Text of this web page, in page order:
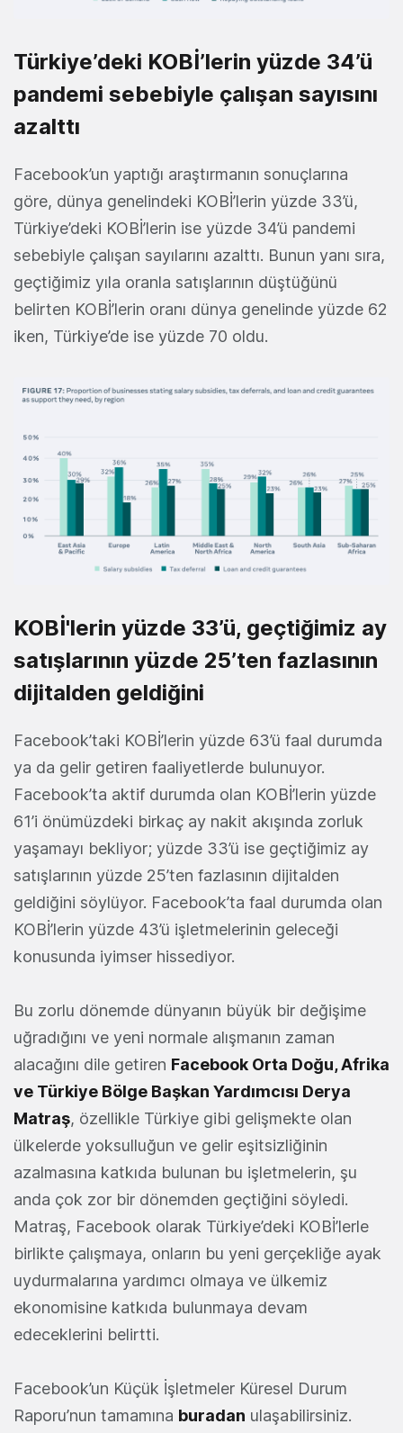
Türkiye’deki KOBİ’lerin yüzde 34’ü
pandemi sebebiyle çalışan sayısını
azalttı
Facebook’un yaptığı araştırmanın sonuçlarına
göre, dünya genelindeki KOBİ’lerin yüzde 33’ü,
Türkiye’deki KOBİ’lerin ise yüzde 34’ü pandemi
sebebiyle çalışan sayılarını azalttı. Bunun yanı sıra,
geçtiğimiz yıla oranla satışlarının düştüğünü
belirten KOBİ’lerin oranı dünya genelinde yüzde 62
iken, Türkiye’de ise yüzde 70 oldu.
KOBİ'lerin yüzde 33’ü, geçtiğimiz ay
satışlarının yüzde 25’ten fazlasının
dijitalden geldiğini
Facebook’taki KOBİ’lerin yüzde 63’ü faal durumda
ya da gelir getiren faaliyetlerde bulunuyor.
Facebook’ta aktif durumda olan KOBİ’lerin yüzde
61’i önümüzdeki birkaç ay nakit akışında zorluk
yaşamayı bekliyor; yüzde 33’ü ise geçtiğimiz ay
satışlarının yüzde 25’ten fazlasının dijitalden
geldiğini söylüyor. Facebook’ta faal durumda olan
KOBİ’lerin yüzde 43’ü işletmelerinin geleceği
konusunda iyimser hissediyor.
Bu zorlu dönemde dünyanın büyük bir değişime
uğradığını ve yeni normale alışmanın zaman
alacağını dile getiren Facebook Orta Doğu, Afrika
ve Türkiye Bölge Başkan Yardımcısı Derya
Matraş, özellikle Türkiye gibi gelişmekte olan
ülkelerde yoksulluğun ve gelir eşitsizliğinin
azalmasına katkıda bulunan bu işletmelerin, şu
anda çok zor bir dönemden geçtiğini söyledi.
Matraş, Facebook olarak Türkiye’deki KOBİ’lerle
birlikte çalışmaya, onların bu yeni gerçekliğe ayak
uydurmalarına yardımcı olmaya ve ülkemiz
ekonomisine katkıda bulunmaya devam
edeceklerini belirtti.
Facebook’un Küçük İşletmeler Küresel Durum
Raporu’nun tamamına buradan ulaşabilirsiniz.